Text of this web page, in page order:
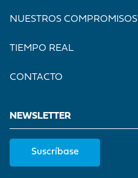
NUESTROS COMPROMISOS
TIEMPO REAL
CONTACTO
NEWSLETTER
Suscríbase